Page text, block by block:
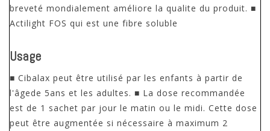
breveté mondialement améliore la qualite du produit. ■
Actilight FOS qui est une fibre soluble
Usage
■ Cibalax peut être utilisé par les enfants à partir de
l'âgede 5ans et les adultes. ■ La dose recommandée
est de 1 sachet par jour le matin ou le midi. Cette dose
peut être augmentée si nécessaire à maximum 2